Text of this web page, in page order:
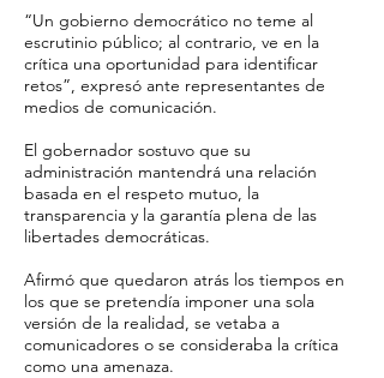
“Un gobierno democrático no teme al
escrutinio público; al contrario, ve en la
crítica una oportunidad para identificar
retos”, expresó ante representantes de
medios de comunicación.
El gobernador sostuvo que su
administración mantendrá una relación
basada en el respeto mutuo, la
transparencia y la garantía plena de las
libertades democráticas.
Afirmó que quedaron atrás los tiempos en
los que se pretendía imponer una sola
versión de la realidad, se vetaba a
comunicadores o se consideraba la crítica
como una amenaza.